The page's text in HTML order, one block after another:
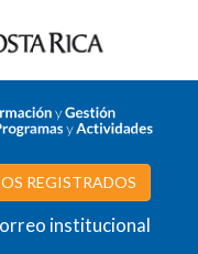
REGISTRADOS
institucional